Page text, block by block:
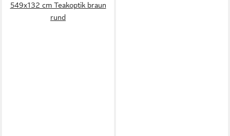
549x132 cm Teakoptik braun
rund